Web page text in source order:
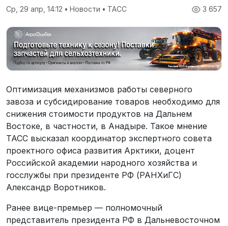
3 657
Ср, 29 апр, 14:12 • Новости • ТАСС
Оптимизация механизмов работы северного
завоза и субсидирование товаров необходимо для
снижения стоимости продуктов на Дальнем
Востоке, в частности, в Анадыре. Такое мнение
ТАСС высказал координатор экспертного совета
проектного офиса развития Арктики, доцент
Российской академии народного хозяйства и
госслужбы при президенте РФ (РАНХиГС)
Александр Воротников.
Ранее вице-премьер — полномочный
представитель президента РФ в Дальневосточном